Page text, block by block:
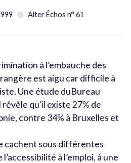
Alter Échos n° 61
à l’embauche des
est aigu car difficile à
Une étude duBureau
qu’il existe 27% de
contre 34% à Bruxelles et
cachent sous différentes
à l’emploi, à une